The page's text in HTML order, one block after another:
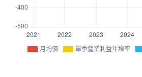
月均價 單季營業利益年增率